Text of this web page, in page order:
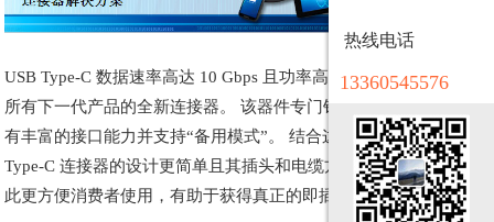
热线电话
13360545576
USB Type-C 数据速率高达 10 Gbps 且功率高达 100 W，是能适应
所有下一代产品的全新连接器。 该器件专门针对新兴产品设计，具
有丰富的接口能力并支持“备用模式”。 结合这些功能改进，USB
Type-C 连接器的设计更简单且其插头和电缆方向均完全可逆，因
此更方便消费者使用，有助于获得真正的即插即用体验.